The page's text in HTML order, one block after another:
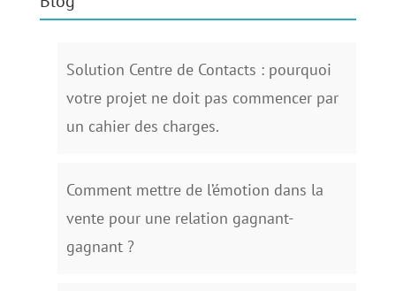
Solution Centre de Contacts : pourquoi
votre projet ne doit pas commencer par
un cahier des charges.
Comment mettre de l’émotion dans la
vente pour une relation gagnant-
gagnant ?